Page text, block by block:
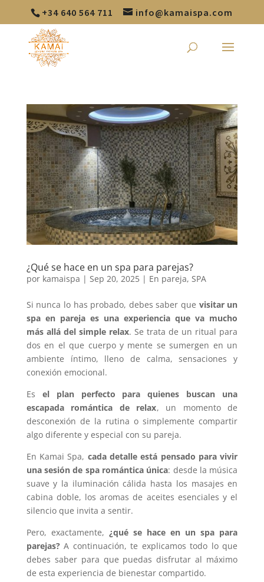
+34 640 564 711 info@kamaispa.com
¿Qué se hace en un spa para parejas?
por kamaispa | Sep 20, 2025| En pareja, SPA
Si nunca lo has probado, debes saber que visitar un
spa en pareja es una experiencia que va mucho
más allá del simple relax. Se trata de un ritual para
dos en el que cuerpo y mente se sumergen en un
ambiente íntimo, lleno de calma, sensaciones y
conexión emocional.
Es el plan perfecto para quienes buscan una
escapada romántica de relax, un momento de
desconexión de la rutina o simplemente compartir
algo diferente y especial con su pareja.
En Kamai Spa, cada detalle está pensado para vivir
una sesión de spa romántica única: desde la música
suave y la iluminación cálida hasta los masajes en
cabina doble, los aromas de aceites esenciales y el
silencio que invita a sentir.
Pero, exactamente, ¿qué se hace en un spa para
parejas?A continuación, te explicamos todo lo que
debes saber para que puedas disfrutar al máximo
de esta experiencia de bienestar compartido.